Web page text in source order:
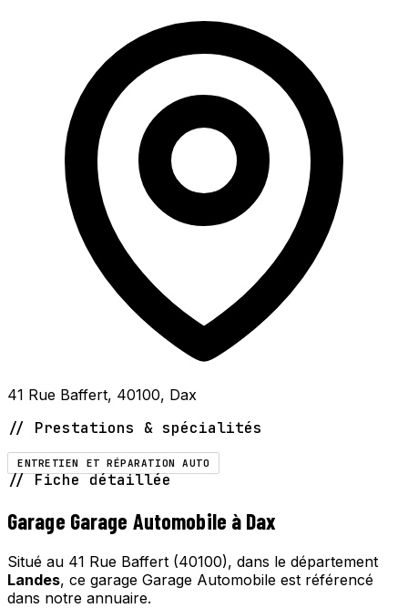
41 Rue Baffert, 40100, Dax
// Prestations & spécialités
ENTRETIEN ET RÉPARATION AUTO
// Fiche détaillée
Garage Garage Automobile à Dax
Situé au 41 Rue Baffert (40100), dans le département
Landes, ce garage Garage Automobile est référencé
dans notre annuaire.